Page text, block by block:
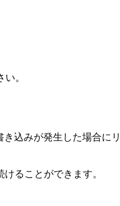
。
込みが発生した場合に
ることができます。